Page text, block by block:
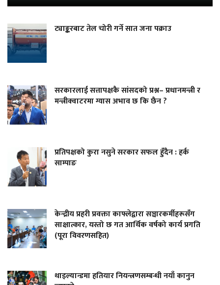
ट्याङ्करबाट तेल चोरी गर्ने सात जना पक्राउ
सरकारलाई सत्तापक्षकै सांसदको प्रश्न– प्रधानमन्त्री र
मन्त्रीक्वाटरमा ग्यास अभाव छ कि छैन ?
प्रतिपक्षको कुरा नसुने सरकार सफल हुँदैन : हर्क
साम्पाङ
केन्द्रीय प्रहरी प्रवक्ता काफ्लेद्वारा सञ्चारकर्मीहरूसँग
साक्षात्कार, यस्तो छ गत आर्थिक वर्षको कार्य प्रगति
(पूरा विवरणसहित)
थाइल्यान्डमा हतियार नियन्त्रणसम्बन्धी नयाँ कानुन